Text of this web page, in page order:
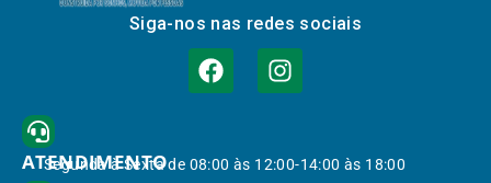
Siga-nos nas redes sociais
ATENDIMENTO
Segunda à Sexta de 08:00 às 12:00-14:00 às 18:00